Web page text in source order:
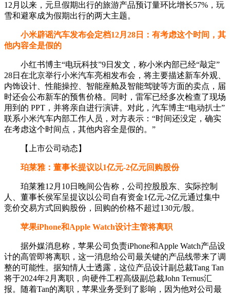
12月以来，元旦假期出行的旅游产品预订量环比增长57%，玩
雪和避寒成为假期出行的两大主题。
小米辟谣汽车发布会定档12月28日：有考虑这个时间，其
他内容全是假的
小红书博主“电玩科技”9日发文，称小米内部已经“敲定”
28日在北京举行小米汽车亮相发布会，将主要描述新车外观、
内饰设计、性能操控、智能座舱及智能驾驶等方面的卖点，届
时还会公布新车的预售价格。同时，雷军已经多次检查了现场
用到的 PPT，并将亲自进行演讲。对此，汽车博主“电动扒士”
联系小米汽车内部工作人员，对方表示：“时间还没定，确实
在考虑这个时间点，其他内容全是假的。”
【上市公司动态】
珀莱雅：董事长提议以1亿元-2亿元回购股份
珀莱雅12月10日晚间公告称，公司控股股东、实际控制
人、董事长侯军呈提议以公司自有资金1亿元-2亿元通过集中
竞价交易方式回购股份，回购的价格不超过130元/股。
苹果iPhone和Apple Watch设计主管将离职
据外媒消息称，苹果公司负责iPhone和Apple Watch产品设
计的高管即将离职，这一消息给公司最关键的产品线带来了调
整的可能性。据知情人士透露，这位产品设计副总裁Tang Tan
将于2024年2月离职，向硬件工程高级副总裁John Ternus汇
报。随着Tan的离职，苹果业务受到了影响，因为他对公司最